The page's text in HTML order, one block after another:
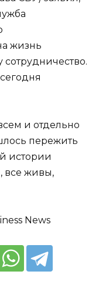
жизнь
и отдельно
пережить
истории
все живы,
News